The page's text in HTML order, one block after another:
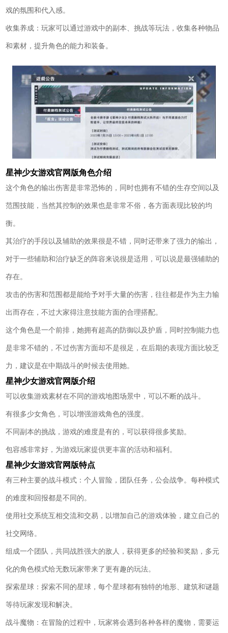
戏的氛围和代入感。
收集养成：玩家可以通过游戏中的副本、挑战等玩法，收集各种物品
和素材，提升角色的能力和装备。
星神少女游戏官网版角色介绍
这个角色的输出伤害是非常恐怖的，同时也拥有不错的生存空间以及
范围技能，当然其控制的效果也是非常不俗，各方面表现比较的均
衡。
其治疗的手段以及辅助的效果很是不错，同时还带来了强力的输出，
对于一些辅助和治疗缺乏的阵容来说很是适用，可以说是最强辅助的
存在。
攻击的伤害和范围都是能给予对手大量的伤害，往往都是作为主力输
出而存在，不过大家得注意技能方面的合理搭配。
这个角色是一个前排，她拥有超高的防御以及护盾，同时控制能力也
是非常不错的，不过伤害方面却不是很足，在后期的表现方面比较乏
力，建议是在中期战斗的时候去使用她。
星神少女游戏官网版介绍
可以收集游戏素材在不同的游戏地图场景中，可以不断的战斗。
有很多少女角色，可以增强游戏角色的强度。
不同副本的挑战，游戏的难度是有的，可以获得很多奖励。
包容感非常好，为游戏玩家提供更丰富的活动和福利。
星神少女游戏官网版特点
有三种主要的战斗模式：个人冒险，团队任务，公会战争。每种模式
的难度和回报都是不同的。
使用社交系统互相交流和交易，以增加自己的游戏体验，建立自己的
社交网络。
组成一个团队，共同战胜强大的敌人，获得更多的经验和奖励，多元
化的角色模式给无数玩家带来了更有趣的玩法。
探索星球：探索不同的星球，每个星球都有独特的地形、建筑和谜题
等待玩家发现和解决。
战斗魔物：在冒险的过程中，玩家将会遇到各种各样的魔物，需要运